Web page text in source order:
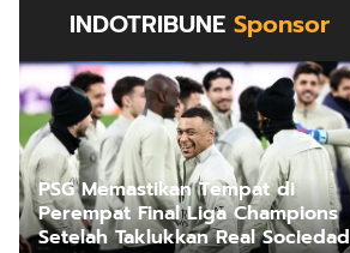
INDOTRIBUNE Sponsor
PSG Memastikan Tempat di
Perempat Final Liga Champions
Setelah Taklukkan Real Sociedad